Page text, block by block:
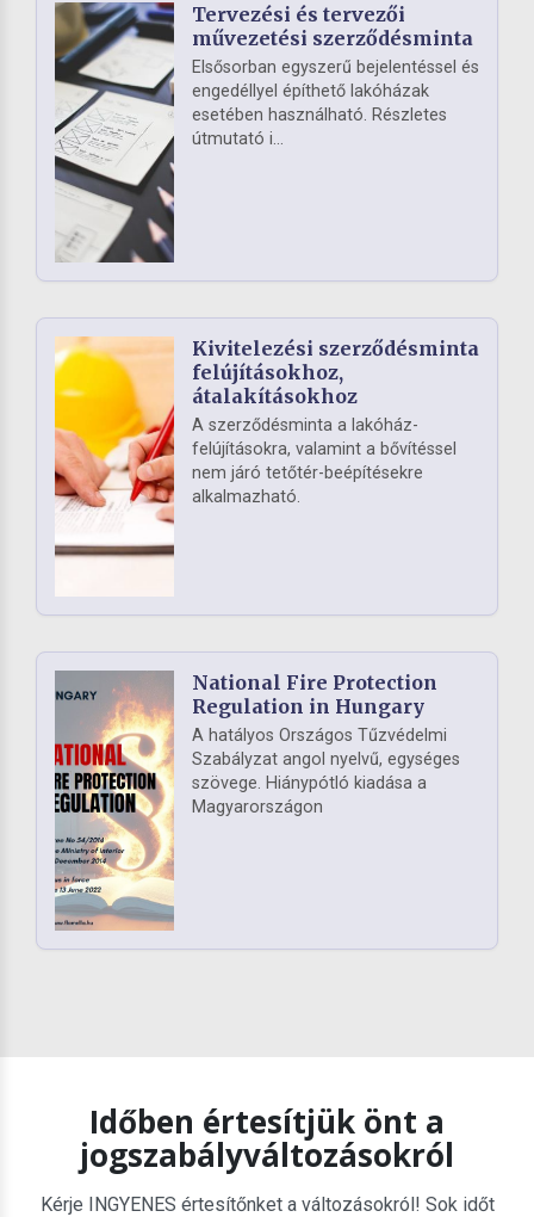
Tervezési és tervezői
művezetési szerződésminta
Elsősorban egyszerű bejelentéssel és
engedéllyel építhető lakóházak
esetében használható. Részletes
útmutató i...
Kivitelezési szerződésminta
felújításokhoz,
átalakításokhoz
A szerződésminta a lakóház-
felújításokra, valamint a bővítéssel
nem járó tetőtér-beépítésekre
alkalmazható.
National Fire Protection
Regulation in Hungary
A hatályos Országos Tűzvédelmi
Szabályzat angol nyelvű, egységes
szövege. Hiánypótló kiadása a
Magyarországon
Időben értesítjük önt a
jogszabályváltozásokról
Kérje INGYENES értesítőnket a változásokról! Sok időt